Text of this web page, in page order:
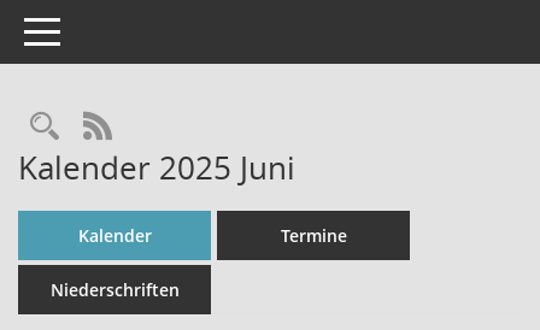
Toggle navigation
Rechercheauswahl
RSS-Feed
Kalender 2025 Juni
Kalender Termine
Niederschriften